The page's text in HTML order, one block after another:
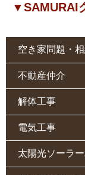
▼SAMURAI
空き家問題・
不動産仲介
解体工事
電気工事
太陽光ソーラ